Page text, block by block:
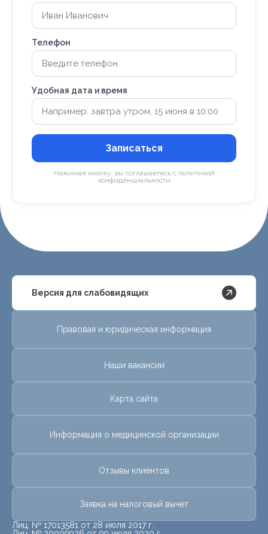
Телефон
Удобная дата и время
Записаться
Нажимая кнопку, вы соглашаетесь с политикой
конфиденциальности
Версия для слабовидящих
Правовая и юридическая информация
Наши вакансии
Карта сайта
Информация о медицинской организации
Отзывы клиентов
Заявка на налоговый вычет
Лиц. № 17013581 от 28 июля 2017 г.